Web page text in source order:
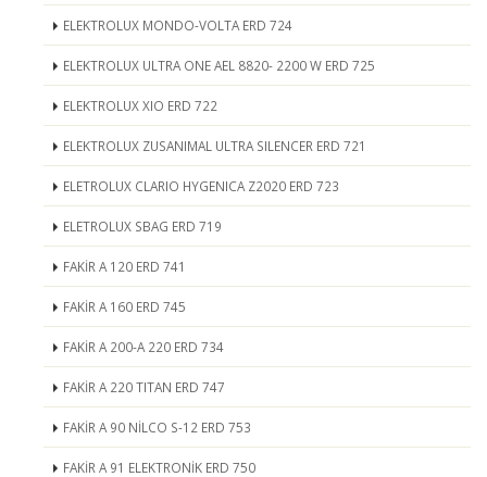
ELEKTROLUX MONDO-VOLTA ERD 724
ELEKTROLUX ULTRA ONE AEL 8820- 2200 W ERD 725
ELEKTROLUX XIO ERD 722
ELEKTROLUX ZUSANIMAL ULTRA SILENCER ERD 721
ELETROLUX CLARIO HYGENICA Z2020 ERD 723
ELETROLUX SBAG ERD 719
FAKİR A 120 ERD 741
FAKİR A 160 ERD 745
FAKİR A 200-A 220 ERD 734
FAKİR A 220 TITAN ERD 747
FAKİR A 90 NİLCO S-12 ERD 753
FAKİR A 91 ELEKTRONİK ERD 750